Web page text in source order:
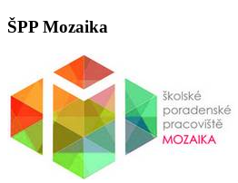
ŠPP Mozaika